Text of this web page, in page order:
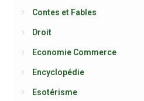
Contes et Fables
Droit
Economie Commerce
Encyclopédie
Esotérisme